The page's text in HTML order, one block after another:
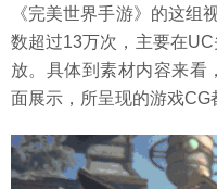
《完美世界手游》的这组
数超过13万次，主要在
放。具体到素材内容来看
面展示，所呈现的游戏CG